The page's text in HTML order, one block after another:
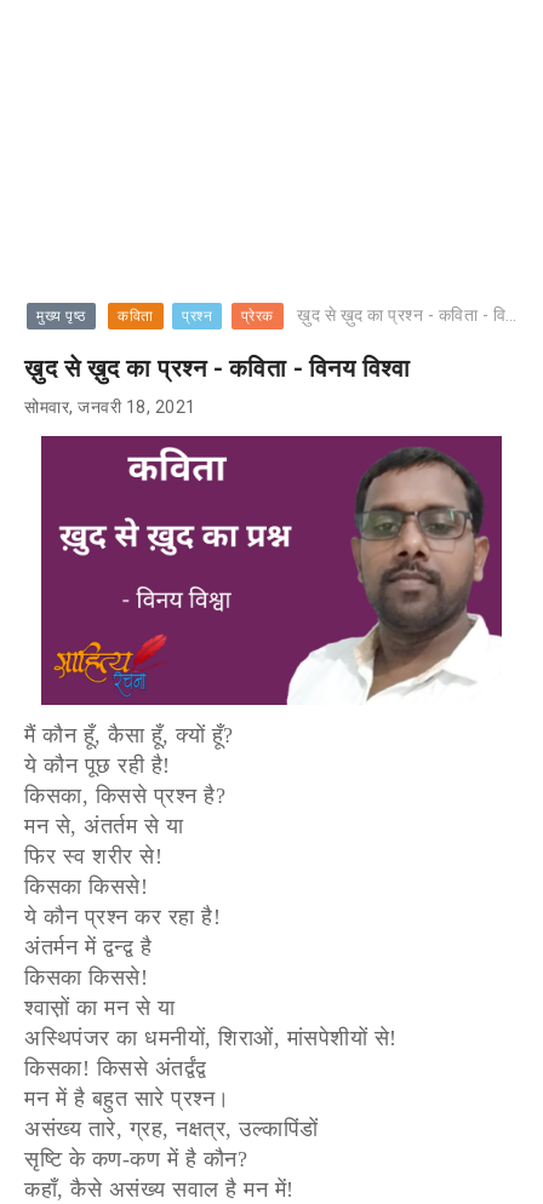
मुख्य पृष्ठ कविता प्रश्न प्रेरक ख़ुद से ख़ुद का प्रश्न - कविता - विनय विश्वा
ख़ुद से ख़ुद का प्रश्न - कविता - विनय विश्वा
सोमवार, जनवरी 18, 2021
मैं कौन हूँ, कैसा हूँ, क्यों हूँ?
ये कौन पूछ रही है!
किसका, किससे प्रश्न है?
मन से, अंतर्तम से या
फिर स्व शरीर से!
किसका किससे!
ये कौन प्रश्न कर रहा है!
अंतर्मन में द्वन्द्व है
किसका किससे!
श्वास़ों का मन से या
अस्थिपंजर का धमनीयों, शिराओं, मांसपेशीयों से!
किसका! किससे अंतर्द्वंद्व
मन में है बहुत सारे प्रश्न।
असंख्य तारे, ग्रह, नक्षत्र, उल्कापिंडों
सृष्टि के कण-कण में है कौन?
कहाँ, कैसे असंख्य सवाल है मन में!